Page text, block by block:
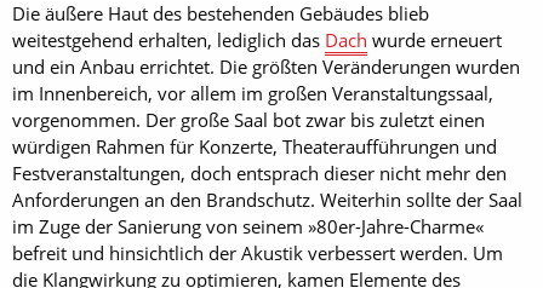
Die äußere Haut des bestehenden Gebäudes blieb
weitestgehend erhalten, lediglich das Dach wurde erneuert
und ein Anbau errichtet. Die größten Veränderungen wurden
im Innenbereich, vor allem im großen Veranstaltungssaal,
vorgenommen. Der große Saal bot zwar bis zuletzt einen
würdigen Rahmen für Konzerte, Theateraufführungen und
Festveranstaltungen, doch entsprach dieser nicht mehr den
Anforderungen an den Brandschutz. Weiterhin sollte der Saal
im Zuge der Sanierung von seinem »80er-Jahre-Charme«
befreit und hinsichtlich der Akustik verbessert werden. Um
die Klangwirkung zu optimieren, kamen Elemente des